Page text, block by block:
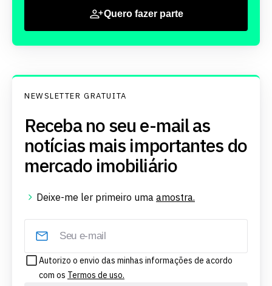
Quero fazer parte
NEWSLETTER GRATUITA
Receba no seu e-mail as
notícias mais importantes do
mercado imobiliário
Deixe-me ler primeiro uma amostra.
Autorizo o envio das minhas informações de acordo
com os Termos de uso.